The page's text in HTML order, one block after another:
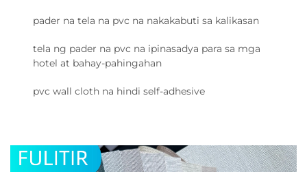
pader na tela na pvc na nakakabuti sa kalikasan
tela ng pader na pvc na ipinasadya para sa mga
hotel at bahay-pahingahan
pvc wall cloth na hindi self-adhesive